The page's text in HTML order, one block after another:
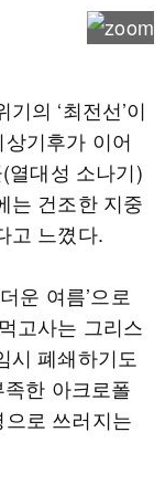
의 ‘최전선’이
기후가 이어
열대성 소나기)
는 건조한 지중
고 느꼈다.
운 여름’으로
고사는 그리스
시 폐쇄하기도
한 아크로폴
로 쓰러지는